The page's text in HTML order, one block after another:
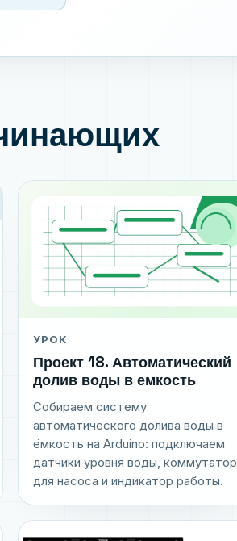
УРОК
Проект 18. Автоматический
долив воды в емкость
Собираем систему
автоматического долива воды в
ёмкость на Arduino: подключаем
датчики уровня воды, коммутатор
для насоса и индикатор работы.